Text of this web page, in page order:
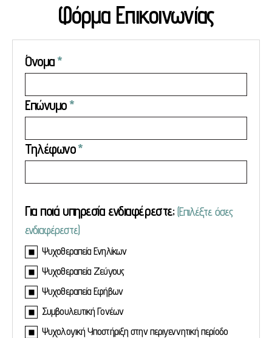
Φόρμα Επικοινωνίας
Όνομα
Επώνυμο
Τηλέφωνο
Για ποιά υπηρεσία ενδιαφέρεστε;(Επιλέξτε όσες
ενδιαφέρεστε)
Ψυχοθεραπεία Ενηλίκων
Ψυχοθεραπεία Ζεύγους
Ψυχοθεραπεία Εφήβων
Συμβουλευτική Γονέων
Ψυχολογική Υποστήριξη στην περιγεννητική περίοδο